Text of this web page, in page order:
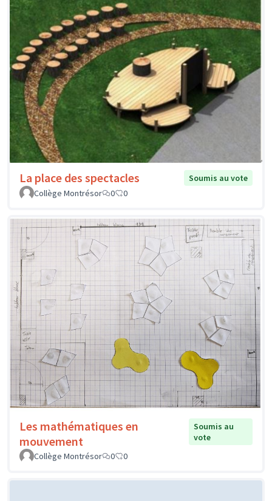
La place des spectacles
Soumis au vote
Collège Montrésor
0 0
Les mathématiques en
mouvement
Soumis au
vote
Collège Montrésor
0 0